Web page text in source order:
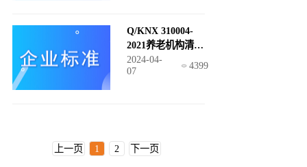
Q/KNX 310004-
2021养老机构清洁
卫生服务规范
2024-04-
07
4399
上一页 1 2 下一页